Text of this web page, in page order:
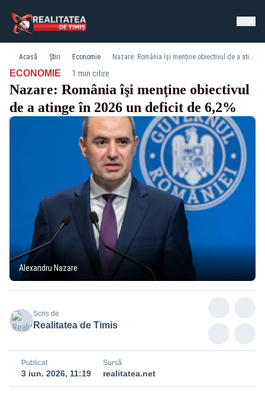
Acasă Știri Economie Nazare: România îşi menţine obiectivul de a atinge în 2026 un deficit de 6,2%
ECONOMIE· 1 min citire
Nazare: România îşi menţine obiectivul
de a atinge în 2026 un deficit de 6,2%
Alexandru Nazare
Scris de
Realitatea de Timis
Publicat
3 iun. 2026, 11:19
Sursă
realitatea.net